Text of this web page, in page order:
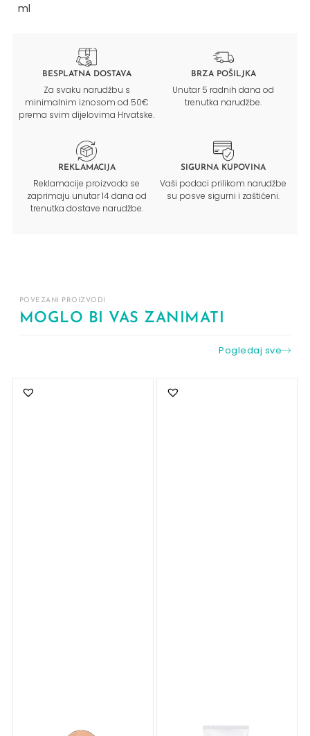
ml
BESPLATNA DOSTAVA
Za svaku narudžbu s
minimalnim iznosom od 50€
prema svim dijelovima Hrvatske.
BRZA POŠILJKA
Unutar 5 radnih dana od
trenutka narudžbe.
REKLAMACIJA
Reklamacije proizvoda se
zaprimaju unutar 14 dana od
trenutka dostave narudžbe.
SIGURNA KUPOVINA
Vaši podaci prilikom narudžbe
su posve sigurni i zaštićeni.
POVEZANI PROIZVODI
MOGLO BI VAS ZANIMATI
Pogledaj sve